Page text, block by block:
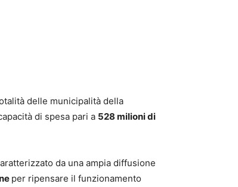
delle municipalità della
di spesa pari a 528 milioni di
da una ampia diffusione
per ripensare il funzionamento